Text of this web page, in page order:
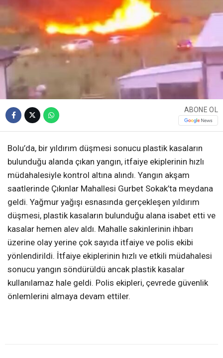
ABONE OL
Bolu’da, bir yıldırım düşmesi sonucu plastik kasaların
bulunduğu alanda çıkan yangın, itfaiye ekiplerinin hızlı
müdahalesiyle kontrol altına alındı. Yangın akşam
saatlerinde Çıkınlar Mahallesi Gurbet Sokak’ta meydana
geldi. Yağmur yağışı esnasında gerçekleşen yıldırım
düşmesi, plastik kasaların bulunduğu alana isabet etti ve
kasalar hemen alev aldı. Mahalle sakinlerinin ihbarı
üzerine olay yerine çok sayıda itfaiye ve polis ekibi
yönlendirildi. İtfaiye ekiplerinin hızlı ve etkili müdahalesi
sonucu yangın söndürüldü ancak plastik kasalar
kullanılamaz hale geldi. Polis ekipleri, çevrede güvenlik
önlemlerini almaya devam ettiler.